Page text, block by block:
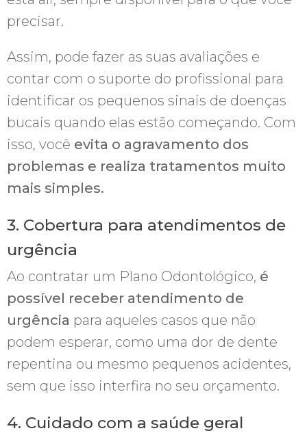
precisar.
Assim, pode fazer as suas avaliações e
contar com o suporte do profissional para
identificar os pequenos sinais de doenças
bucais quando elas estão começando. Com
isso, você evita o agravamento dos
problemas e realiza tratamentos muito
mais simples.
3. Cobertura para atendimentos de
urgência
Ao contratar um Plano Odontológico, é
possível receber atendimento de
urgência para aqueles casos que não
podem esperar, como uma dor de dente
repentina ou mesmo pequenos acidentes,
sem que isso interfira no seu orçamento.
4. Cuidado com a saúde geral